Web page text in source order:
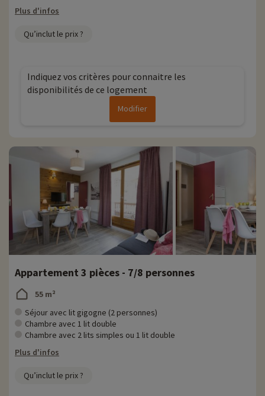
Plus d'infos
Qu’inclut le prix ?
Indiquez vos critères pour connaitre les
disponibilités de ce logement
Modifier
Appartement 3 pièces - 7/8 personnes
55 m²
Séjour avec lit gigogne (2 personnes)
Chambre avec 1 lit double
Chambre avec 2 lits simples ou 1 lit double
Plus d'infos
Qu’inclut le prix ?